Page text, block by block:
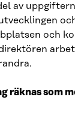
av
och
räknas som